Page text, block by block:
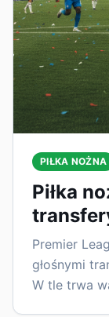
PIŁKA NOŻNA
Piłka
akcenty
Premier
głośnymi
W tle trwa